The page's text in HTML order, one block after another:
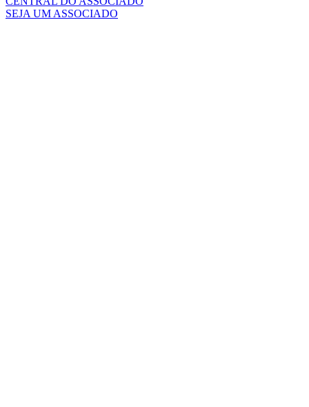
SEJA UM ASSOCIADO